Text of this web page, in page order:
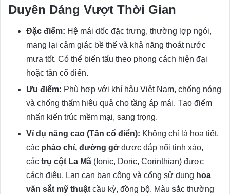
Duyên Dáng Vượt Thời Gian
Đặc điểm: Hệ mái dốc đặc trưng, thường lợp ngói,
mang lại cảm giác bề thế và khả năng thoát nước
mưa tốt. Có thể biến tấu theo phong cách hiện đại
hoặc tân cổ điển.
Ưu điểm: Phù hợp với khí hậu Việt Nam, chống nóng
và chống thấm hiệu quả cho tầng áp mái. Tạo điểm
nhấn kiến trúc mềm mại, sang trọng.
Ví dụ nâng cao (Tân cổ điển): Không chỉ là họa tiết,
các phào chỉ, đường gờđược đắp nổi tinh xảo,
các trụ cột La Mã (Ionic, Doric, Corinthian) được
cách điệu. Lan can ban công và cổng sử dụng hoa
văn sắt mỹ thuật cầu kỳ, đồng bộ. Màu sắc thường